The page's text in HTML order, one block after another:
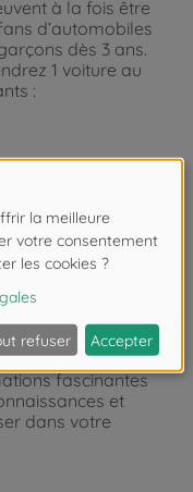
à la fois être
d’automobiles
dès 3 ans.
1 voiture au
:
(noire)
et d’éléments
par sa
! Chaque
carte de
fascinantes
et
dans votre